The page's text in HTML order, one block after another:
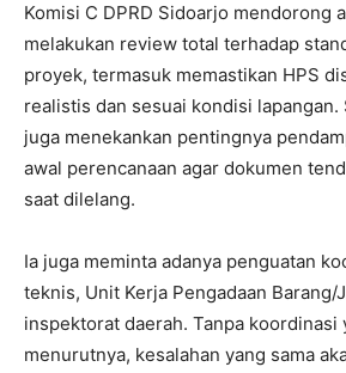
Komisi C DPRD Sidoarjo mendorong
melakukan review total terhadap
proyek, termasuk memastikan HPS
realistis dan sesuai kondisi
juga menekankan pentingnya
awal perencanaan agar dokumen
saat dilelang.
Ia juga meminta adanya penguatan
teknis, Unit Kerja Pengadaan Barang/
inspektorat daerah. Tanpa koordinasi
menurutnya, kesalahan yang sama